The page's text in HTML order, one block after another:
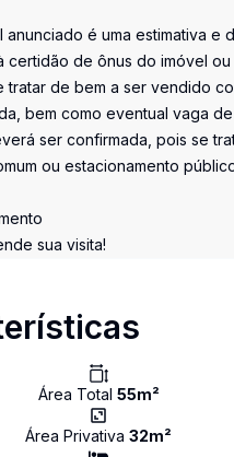
é uma estimativa e
certidão de ônus do imóvel
tratar de bem a ser vendido
bem como eventual vaga
ser confirmada, pois se
ou estacionamento
sua visita!
Área Total 55m²
Área Privativa 32m²